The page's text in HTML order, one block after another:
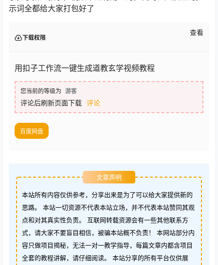
示词全都给大家打包好了
下载权限
查看
用扣子工作流一键生成道教玄学视频教程
您当前的等级为 游客
评论后刷新页面下载 评论
百度网盘
文章声明
本站所有内容仅供参考，分享出来是为了可以给大家提供新的
思路。 本站一切资源不代表本站立场，并不代表本站赞同其观
点和对其真实性负责。 互联网转载资源会有一些其他联系方
式，请大家不要盲目相信，被骗本站概不负责！ 本网站部分内
容只做项目揭秘，无法一对一教学指导，每篇文章内都含项目
全套的教程讲解，请仔细阅读。 本站分享的所有平台仅供展